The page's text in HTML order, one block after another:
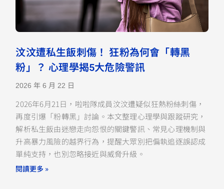
汶汶遭私生飯刺傷！ 狂粉為何會「轉黑
粉」？ 心理學揭5大危險警訊
2026 年 6 月 22 日
2026年6月21日，啦啦隊成員汶汶遭疑似狂熱粉絲刺傷，
再度引爆「粉轉黑」討論。本文整理心理學與跟蹤研究，
解析私生飯由迷戀走向怨恨的關鍵警訊、常見心理機制與
升高暴力風險的越界行為，提醒大眾別把偏執追逐誤認成
單純支持，也別忽略接近與威脅升級。
閱讀更多 »